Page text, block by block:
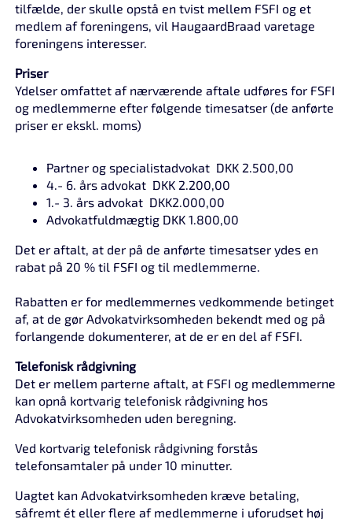
tilfælde, der skulle opstå en tvist mellem FSFI og et
medlem af foreningens, vil HaugaardBraad varetage
foreningens interesser.
Priser
Ydelser omfattet af nærværende aftale udføres for FSFI
og medlemmerne efter følgende timesatser (de anførte
priser er ekskl. moms)
Partner og specialistadvokat DKK 2.500,00
4.- 6. års advokat DKK 2.200,00
1.- 3. års advokat DKK2.000,00
Advokatfuldmægtig DKK 1.800,00
Det er aftalt, at der på de anførte timesatser ydes en
rabat på 20 % til FSFI og til medlemmerne.
Rabatten er for medlemmernes vedkommende betinget
af, at de gør Advokatvirksomheden bekendt med og på
forlangende dokumenterer, at de er en del af FSFI.
Telefonisk rådgivning
Det er mellem parterne aftalt, at FSFI og medlemmerne
kan opnå kortvarig telefonisk rådgivning hos
Advokatvirksomheden uden beregning.
Ved kortvarig telefonisk rådgivning forstås
telefonsamtaler på under 10 minutter.
Uagtet kan Advokatvirksomheden kræve betaling,
såfremt ét eller flere af medlemmerne i uforudset høj